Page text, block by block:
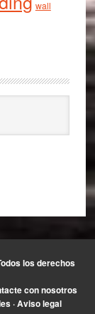
wall
los derechos
con nosotros
·Aviso legal